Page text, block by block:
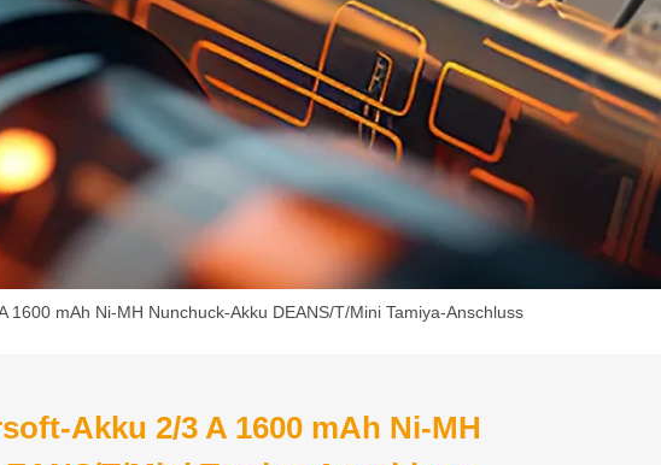
1600 mAh Ni-MH Nunchuck-Akku DEANS/T/Mini Tamiya-Anschluss
Akku 2/3 A 1600 mAh Ni-MH